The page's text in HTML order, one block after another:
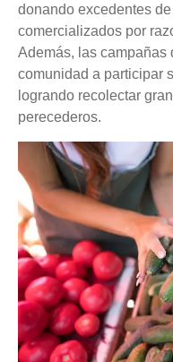
donando excedentes
comercializados por
Además, las campañas
comunidad a participar
logrando recolectar
perecederos.